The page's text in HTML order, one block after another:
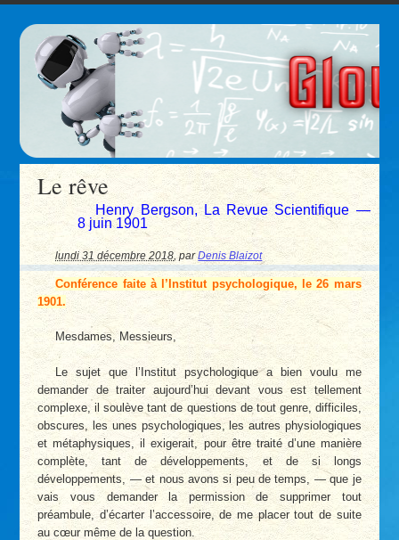
Le rêve
Henry Bergson, La Revue Scientifique —
8 juin 1901
lundi 31 décembre 2018,parDenis Blaizot
Conférence faite à l’Institut psychologique, le 26 mars
1901.
Mesdames, Messieurs,
Le sujet que l’Institut psychologique a bien voulu me
demander de traiter aujourd’hui devant vous est tellement
complexe, il soulève tant de questions de tout genre, difficiles,
obscures, les unes psychologiques, les autres physiologiques
et métaphysiques, il exigerait, pour être traité d’une manière
complète, tant de développements, et de si longs
développements, — et nous avons si peu de temps, — que je
vais vous demander la permission de supprimer tout
préambule, d’écarter l’accessoire, de me placer tout de suite
au cœur même de la question.